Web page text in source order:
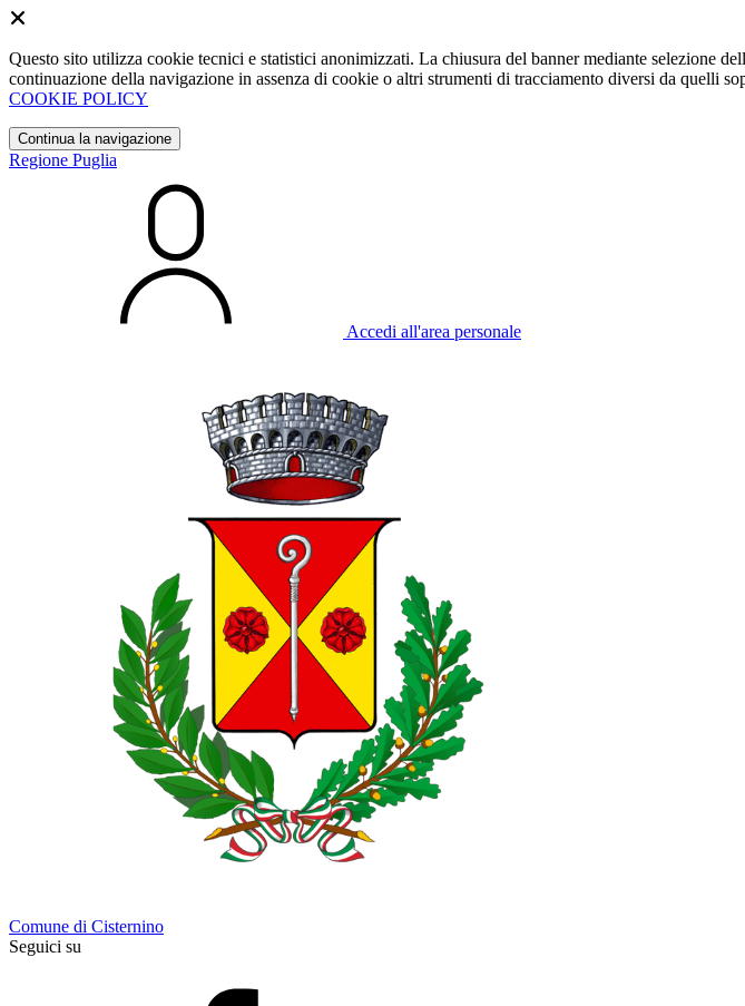
Questo sito utilizza cookie tecnici e statistici anonimizzati. La chiusura del banner mediante selezione
continuazione della navigazione in assenza di cookie o altri strumenti di tracciamento diversi da quelli
COOKIE POLICY
Continua la navigazione
Regione Puglia
Accedi all'area personale
Comune di Cisternino
Seguici su